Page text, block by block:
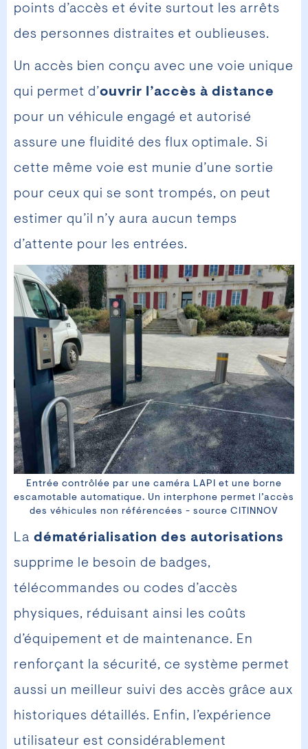
points d’accès et évite surtout les arrêts
des personnes distraites et oublieuses.
Un accès bien conçu avec une voie unique
qui permet d’ouvrir l’accès à distance
pour un véhicule engagé et autorisé
assure une fluidité des flux optimale. Si
cette même voie est munie d’une sortie
pour ceux qui se sont trompés, on peut
estimer qu’il n’y aura aucun temps
d’attente pour les entrées.
Entrée contrôlée par une caméra LAPI et une borne
escamotable automatique. Un interphone permet l’accès
des véhicules non référencées - source CITINNOV
La dématérialisation des autorisations
supprime le besoin de badges,
télécommandes ou codes d’accès
physiques, réduisant ainsi les coûts
d’équipement et de maintenance. En
renforçant la sécurité, ce système permet
aussi un meilleur suivi des accès grâce aux
historiques détaillés. Enfin, l’expérience
utilisateur est considérablement